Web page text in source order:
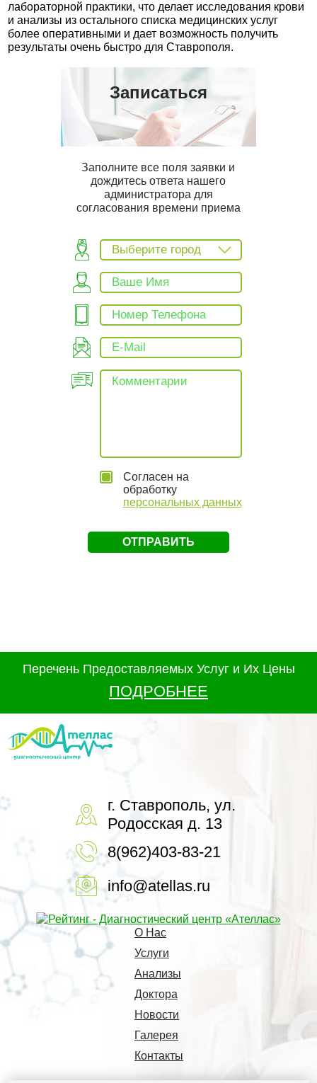
лабораторной практики, что делает исследования крови
и анализы из остального списка медицинских услуг
более оперативными и дает возможность получить
результаты очень быстро для Ставрополя.
Записаться
Заполните все поля заявки и
дождитесь ответа нашего
администратора для
согласования времени приема
Выберите город
Согласен на
обработку
персональных данных
Перечень Предоставляемых Услуг и Их Цены
ПОДРОБНЕЕ
г. Ставрополь, ул.
Родосская д. 13
8(962)403-83-21
info@atellas.ru
О Нас
Услуги
Анализы
Доктора
Новости
Галерея
Контакты